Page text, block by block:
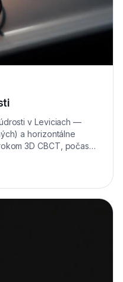
v Leviciach —
a horizontálne
3D CBCT, počas